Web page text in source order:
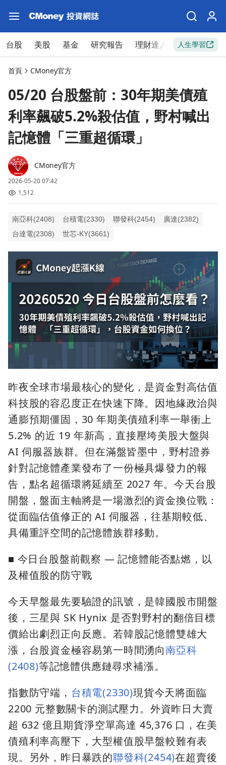
台股 美股 基金 研究報告 理財達人 新手入門
人生學習
首頁 CMoney官方
05/20 台股盤前：30年期美債殖
利率飆破5.2%殺估值，野村喊出
記憶體「三重超循環」
CMoney官方
2026-05-20 07:42
1,512
南亞科(2408) 台積電(2330) 聯發科(2454)
廣達(2382)
台達電(2308)
世芯-KY(3661)
昨夜全球市場最核心的變化，是資金對高估值
科技股的容忍度正在快速下降。因地緣政治與
通膨預期僵固，30 年期美債殖利率一舉衝上
5.2% 的近 19 年新高，直接壓垮美股大盤與
AI 伺服器族群。但在滿盤皆墨中，野村證券
針對記憶體產業發布了一份極具爆發力的報
告，點名超循環將延續至 2027 年。今天台股
開盤，盤面主軸將是一場激烈的資金換位戰：
從面臨估值修正的 AI 伺服器，往基期較低、
具備重評空間的記憶體族群移動。
■ 今日台股盤前觀察 — 記憶體能否點燃，以
及權值股的防守戰
今天早盤最先要驗證的訊號，是韓國股市開盤
後，三星與 SK Hynix 是否對野村的翻倍目標
價給出劇烈正向反應。若韓股記憶體雙雄大
漲，台股資金極容易第一時間湧向南亞科
(2408)等記憶體供應鏈尋求補漲。
指數防守端， 台積電(2330)現貨今天將面臨
2200 元整數關卡的測試壓力。外資昨日大賣
超 632 億且期貨淨空單高達 45,376 口，在美
債殖利率高壓下，大型權值股早盤較難有表
現。另外，昨日暴跌的聯發科(2454)在超賣後